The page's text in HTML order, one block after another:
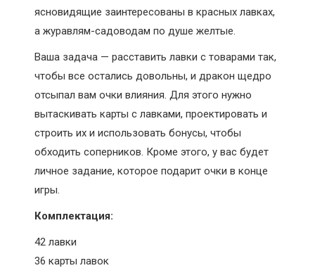
ясновидящие заинтересованы в красных лавках,
а журавлям-садоводам по душе желтые.
Ваша задача — расставить лавки с товарами так,
чтобы все остались довольны, и дракон щедро
отсыпал вам очки влияния. Для этого нужно
вытаскивать карты с лавками, проектировать и
строить их и использовать бонусы, чтобы
обходить соперников. Кроме этого, у вас будет
личное задание, которое подарит очки в конце
игры.
Комплектация:
42 лавки
36 карты лавок